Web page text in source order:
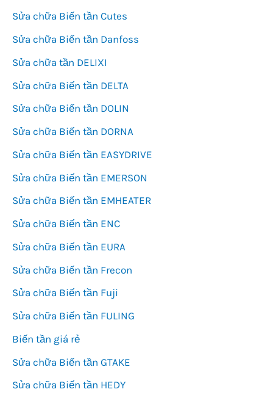
Sửa chữa Biến tần Cutes
Sửa chữa Biến tần Danfoss
Sửa chữa tần DELIXI
Sửa chữa Biến tần DELTA
Sửa chữa Biến tần DOLIN
Sửa chữa Biến tần DORNA
Sửa chữa Biến tần EASYDRIVE
Sửa chữa Biến tần EMERSON
Sửa chữa Biến tần EMHEATER
Sửa chữa Biến tần ENC
Sửa chữa Biến tần EURA
Sửa chữa Biến tần Frecon
Sửa chữa Biến tần Fuji
Sửa chữa Biến tần FULING
Biến tần giá rẻ
Sửa chữa Biến tần GTAKE
Sửa chữa Biến tần HEDY